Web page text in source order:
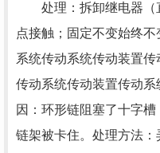
处理：拆卸继电器（
点接触；固定不变始终
系统传动系统传动装置传
传动系统传动装置传动
因：环形链阻塞了十字槽
链架被卡住。处理方法